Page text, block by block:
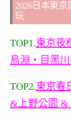
2026日本東
玩
TOP1.東京夜
鳥淵・目黑
TOP2.東京春
&上野公園 &